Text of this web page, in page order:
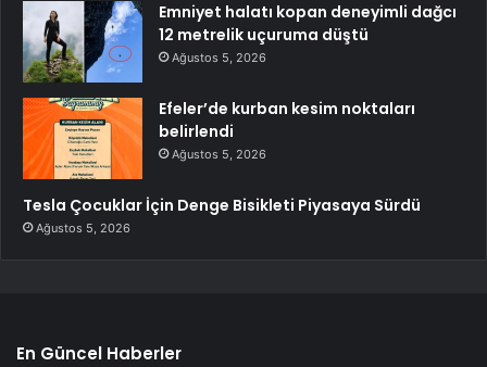
Emniyet halatı kopan deneyimli dağcı
12 metrelik uçuruma düştü
Ağustos 5, 2026
Efeler’de kurban kesim noktaları
belirlendi
Ağustos 5, 2026
Tesla Çocuklar İçin Denge Bisikleti Piyasaya Sürdü
Ağustos 5, 2026
En Güncel Haberler